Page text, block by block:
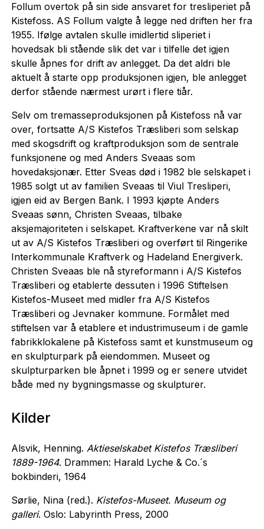
Follum overtok på sin side ansvaret for tresliperiet på
Kistefoss. AS Follum valgte å legge ned driften her fra
1955. Ifølge avtalen skulle imidlertid sliperiet i
hovedsak bli stående slik det var i tilfelle det igjen
skulle åpnes for drift av anlegget. Da det aldri ble
aktuelt å starte opp produksjonen igjen, ble anlegget
derfor stående nærmest urørt i flere tiår.
Selv om tremasseproduksjonen på Kistefoss nå var
over, fortsatte A/S Kistefos Træsliberi som selskap
med skogsdrift og kraftproduksjon som de sentrale
funksjonene og med Anders Sveaas som
hovedaksjonær. Etter Sveas død i 1982 ble selskapet i
1985 solgt ut av familien Sveaas til Viul Tresliperi,
igjen eid av Bergen Bank. I 1993 kjøpte Anders
Sveaas sønn, Christen Sveaas, tilbake
aksjemajoriteten i selskapet. Kraftverkene var nå skilt
ut av A/S Kistefos Træsliberi og overført til Ringerike
Interkommunale Kraftverk og Hadeland Energiverk.
Christen Sveaas ble nå styreformann i A/S Kistefos
Træsliberi og etablerte dessuten i 1996 Stiftelsen
Kistefos-Museet med midler fra A/S Kistefos
Træsliberi og Jevnaker kommune. Formålet med
stiftelsen var å etablere et industrimuseum i de gamle
fabrikklokalene på Kistefoss samt et kunstmuseum og
en skulpturpark på eiendommen. Museet og
skulpturparken ble åpnet i 1999 og er senere utvidet
både med ny bygningsmasse og skulpturer.
Kilder
Alsvik, Henning. Aktieselskabet Kistefos Træsliberi
1889-1964. Drammen: Harald Lyche & Co.´s
bokbinderi, 1964
Sørlie, Nina (red.). Kistefos-Museet. Museum og
galleri. Oslo: Labyrinth Press, 2000